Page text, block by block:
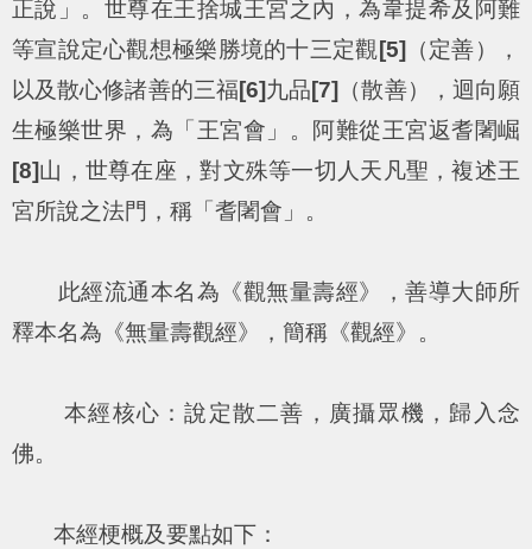
正說」。世尊在王捨城王宮之內，為韋提希及阿難
等宣說定心觀想極樂勝境的十三定觀[5]
（定善），
以及散心修諸善的三福[6] 九品[7]
（散善），迴向願
生極樂世界，為「王宮會」。阿難從王宮返耆闍崛
[8]山，世尊在座，對文殊等一切人天凡聖，複述王
宮所說之法門，稱「耆闍會」。
此經流通本名為《觀無量壽經》，善導大師所
釋本名為《無量壽觀經》，簡稱《觀經》。
本經核心：說定散二善，廣攝眾機，歸入念
佛。
本經梗概及要點如下：